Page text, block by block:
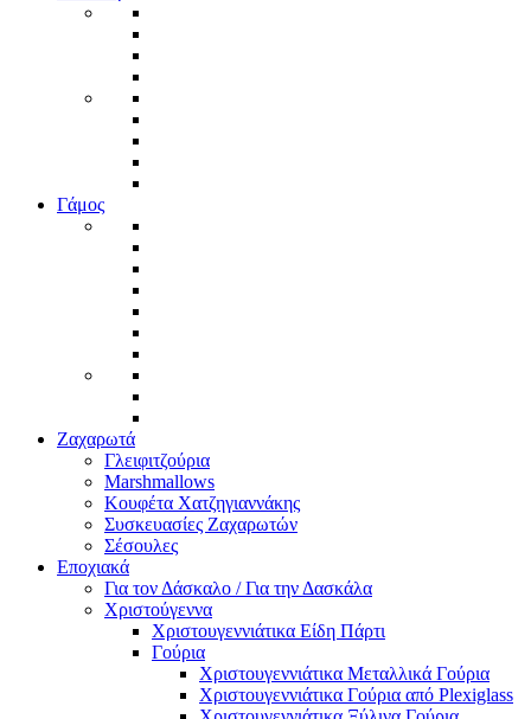
Γάμος
Ζαχαρωτά
Γλειφιτζούρια
Marshmallows
Κουφέτα Χατζηγιαννάκης
Συσκευασίες Ζαχαρωτών
Σέσουλες
Εποχιακά
Για τον Δάσκαλο / Για την Δασκάλα
Χριστούγεννα
Χριστουγεννιάτικα Είδη Πάρτι
Γούρια
Χριστουγεννιάτικα Μεταλλικά Γούρια
Χριστουγεννιάτικα Γούρια από Plexiglass